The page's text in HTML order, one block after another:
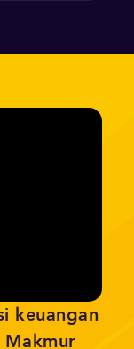
keuangan
Makmur